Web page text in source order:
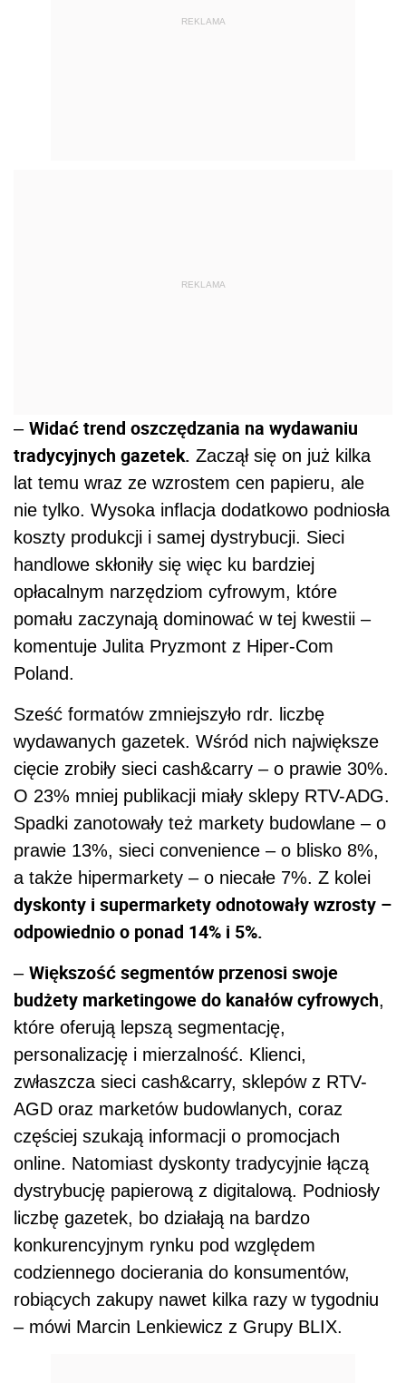
REKLAMA
REKLAMA
– Widać trend oszczędzania na wydawaniu
tradycyjnych gazetek. Zaczął się on już kilka
lat temu wraz ze wzrostem cen papieru, ale
nie tylko. Wysoka inflacja dodatkowo podniosła
koszty produkcji i samej dystrybucji. Sieci
handlowe skłoniły się więc ku bardziej
opłacalnym narzędziom cyfrowym, które
pomału zaczynają dominować w tej kwestii –
komentuje Julita Pryzmont z Hiper-Com
Poland.
Sześć formatów zmniejszyło rdr. liczbę
wydawanych gazetek. Wśród nich największe
cięcie zrobiły sieci cash&carry – o prawie 30%.
O 23% mniej publikacji miały sklepy RTV-ADG.
Spadki zanotowały też markety budowlane – o
prawie 13%, sieci convenience – o blisko 8%,
a także hipermarkety – o niecałe 7%. Z kolei
dyskonty i supermarkety odnotowały wzrosty –
odpowiednio o ponad 14% i 5%.
– Większość segmentów przenosi swoje
budżety marketingowe do kanałów cyfrowych,
które oferują lepszą segmentację,
personalizację i mierzalność. Klienci,
zwłaszcza sieci cash&carry, sklepów z RTV-
AGD oraz marketów budowlanych, coraz
częściej szukają informacji o promocjach
online. Natomiast dyskonty tradycyjnie łączą
dystrybucję papierową z digitalową. Podniosły
liczbę gazetek, bo działają na bardzo
konkurencyjnym rynku pod względem
codziennego docierania do konsumentów,
robiących zakupy nawet kilka razy w tygodniu
– mówi Marcin Lenkiewicz z Grupy BLIX.